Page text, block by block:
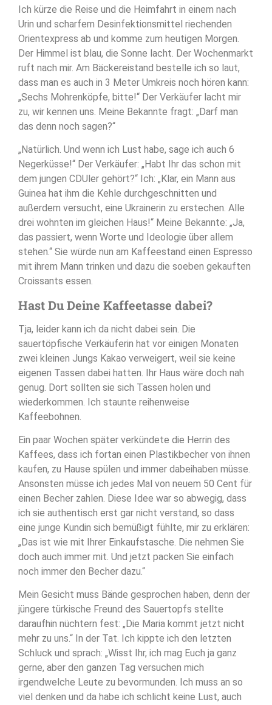
Ich kürze die Reise und die Heimfahrt in einem nach
Urin und scharfem Desinfektionsmittel riechenden
Orientexpress ab und komme zum heutigen Morgen.
Der Himmel ist blau, die Sonne lacht. Der Wochenmarkt
ruft nach mir. Am Bäckereistand bestelle ich so laut,
dass man es auch in 3 Meter Umkreis noch hören kann:
„Sechs Mohrenköpfe, bitte!“ Der Verkäufer lacht mir
zu, wir kennen uns. Meine Bekannte fragt: „Darf man
das denn noch sagen?“
„Natürlich. Und wenn ich Lust habe, sage ich auch 6
Negerküsse!“ Der Verkäufer: „Habt Ihr das schon mit
dem jungen CDUler gehört?“ Ich: „Klar, ein Mann aus
Guinea hat ihm die Kehle durchgeschnitten und
außerdem versucht, eine Ukrainerin zu erstechen. Alle
drei wohnten im gleichen Haus!“ Meine Bekannte: „Ja,
das passiert, wenn Worte und Ideologie über allem
stehen.“ Sie würde nun am Kaffeestand einen Espresso
mit ihrem Mann trinken und dazu die soeben gekauften
Croissants essen.
Hast Du Deine Kaffeetasse dabei?
Tja, leider kann ich da nicht dabei sein. Die
sauertöpfische Verkäuferin hat vor einigen Monaten
zwei kleinen Jungs Kakao verweigert, weil sie keine
eigenen Tassen dabei hatten. Ihr Haus wäre doch nah
genug. Dort sollten sie sich Tassen holen und
wiederkommen. Ich staunte reihenweise
Kaffeebohnen.
Ein paar Wochen später verkündete die Herrin des
Kaffees, dass ich fortan einen Plastikbecher von ihnen
kaufen, zu Hause spülen und immer dabeihaben müsse.
Ansonsten müsse ich jedes Mal von neuem 50 Cent für
einen Becher zahlen. Diese Idee war so abwegig, dass
ich sie authentisch erst gar nicht verstand, so dass
eine junge Kundin sich bemüßigt fühlte, mir zu erklären:
„Das ist wie mit Ihrer Einkaufstasche. Die nehmen Sie
doch auch immer mit. Und jetzt packen Sie einfach
noch immer den Becher dazu.“
Mein Gesicht muss Bände gesprochen haben, denn der
jüngere türkische Freund des Sauertopfs stellte
daraufhin nüchtern fest: „Die Maria kommt jetzt nicht
mehr zu uns.“ In der Tat. Ich kippte ich den letzten
Schluck und sprach: „Wisst Ihr, ich mag Euch ja ganz
gerne, aber den ganzen Tag versuchen mich
irgendwelche Leute zu bevormunden. Ich muss an so
viel denken und da habe ich schlicht keine Lust, auch